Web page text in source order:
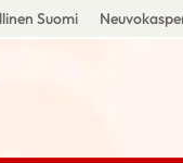
Suomi